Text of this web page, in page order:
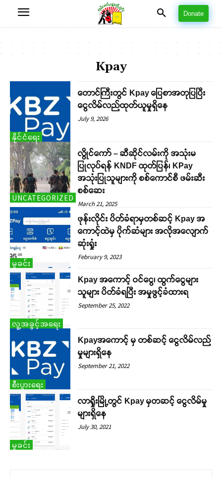
Donate
Kpay
နိုင်ငံရေး
တောင်ကြီးတွင် Kpay ပြေစာအတုပြပြီး
ငွေလိမ်လည်ထုတ်ယူမှုရှိနေ
July 9, 2026
UNCATEGORIZED
လွိုင်ကော် – ဆီဆိုင်လမ်းကို အသုံးမ
ပြုလုပ်ရန် KNDF ထုတ်ပြန်၊ KPay
အသုံးပြုသူများကို စစ်ကောင်စီ ဖမ်းဆီး
စစ်ဆေး
March 21, 2025
မှုခင်း
ဖုန်းလိုင်း ပိတ်ခံရာမှတစ်ဆင့် Kpay အ
ကောင့်ထဲမှ ပိုက်ဆံများ အလိုအလျောက်
ဆုံးရှုံး
February 9, 2023
လူ့အခွင့်အရေး
Kpay အကောင့် ဝင်ငွေ၊ ထွက်ငွေများ
သူများ ပိတ်ခံရပြီး အမှုဖွင့်ခံထားရ
September 25, 2022
စီးပွားရေး
Kpayအကောင့် မှ တစ်ဆင့် ငွေလိမ်လည်
မှုများရှိနေ
September 21, 2022
မှုခင်း
လာရှိုးမြို့တွင် Kpay မှတဆင့် ငွေလိမ်မှု
များရှိနေ
July 30, 2021